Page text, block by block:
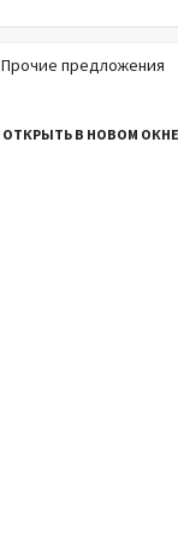
Прочие предложения
ОТКРЫТЬ В НОВОМ